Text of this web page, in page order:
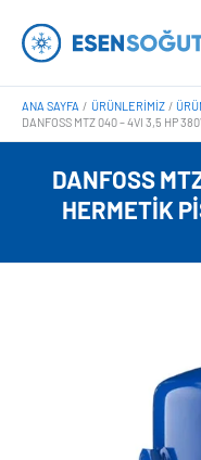
atla
ANA SAYFA ÜRÜNLERIMIZ
DANFOSS MTZ 040 – 4VI 3,5 HP
DANFOSS
HERMETIK